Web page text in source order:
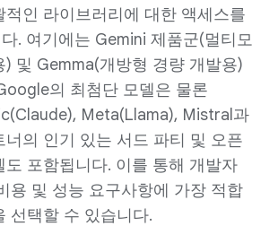
적인 라이브러리에 대한 액세스를
. 여기에는 Gemini 제품군(멀티모
) 및 Gemma(개방형 경량 개발용)
의 최첨단 모델은 물론
Meta(Llama), Mistral과
너의 인기 있는 서드 파티 및 오픈
도 포함됩니다. 이를 통해 개발자
용 및 성능 요구사항에 가장 적합
선택할 수 있습니다.